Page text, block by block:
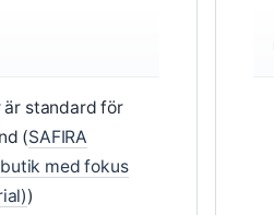
standard för
(SAFIRA
med fokus
)